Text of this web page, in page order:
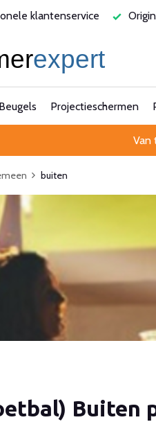
klantenservice
Beugels Projectieschermen
Van
buiten
Buiten